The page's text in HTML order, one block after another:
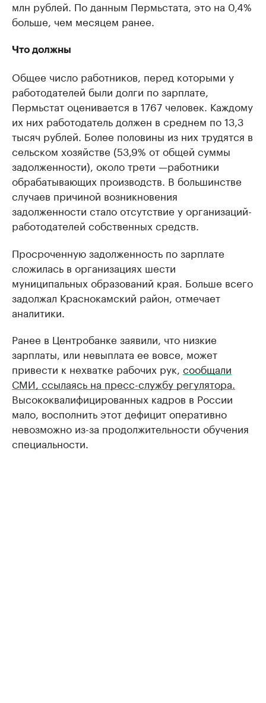
млн рублей. По данным Пермьстата, это на 0,4%
больше, чем месяцем ранее.
Что должны
Общее число работников, перед которыми у
работодателей были долги по зарплате,
Пермьстат оценивается в 1767 человек. Каждому
их них работодатель должен в среднем по 13,3
тысяч рублей. Более половины из них трудятся в
сельском хозяйстве (53,9% от общей суммы
задолженности), около трети —работники
обрабатывающих производств. В большинстве
случаев причиной возникновения
задолженности стало отсутствие у организаций-
работодателей собственных средств.
Просроченную задолженность по зарплате
сложилась в организациях шести
муниципальных образований края. Больше всего
задолжал Краснокамский район, отмечает
аналитики.
Ранее в Центробанке заявили, что низкие
зарплаты, или невыплата ее вовсе, может
привести к нехватке рабочих рук, сообщали
СМИ, ссылаясь на пресс-службу регулятора.
Высококвалифицированных кадров в России
мало, восполнить этот дефицит оперативно
невозможно из-за продолжительности обучения
специальности.